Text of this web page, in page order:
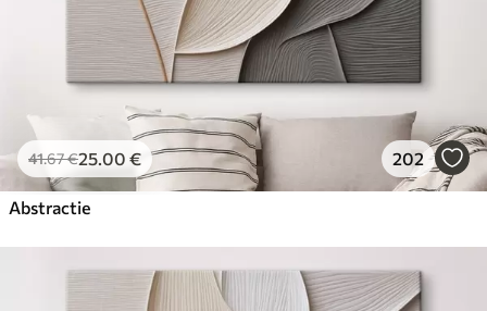
41.67€25.00 € 202
Abstractie